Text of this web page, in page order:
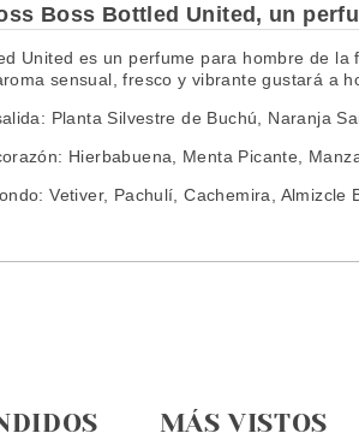
Boss Bottled United, un
United es un perfume para hombre de
sensual, fresco y vibrante gustará a
Planta Silvestre de Buchú, Naranja
Hierbabuena, Menta Picante,
Vetiver, Pachulí, Cachemira, Almizcle
MÁS VISTOS